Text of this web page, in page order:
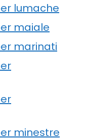
lumache
maiale
marinati
minestre